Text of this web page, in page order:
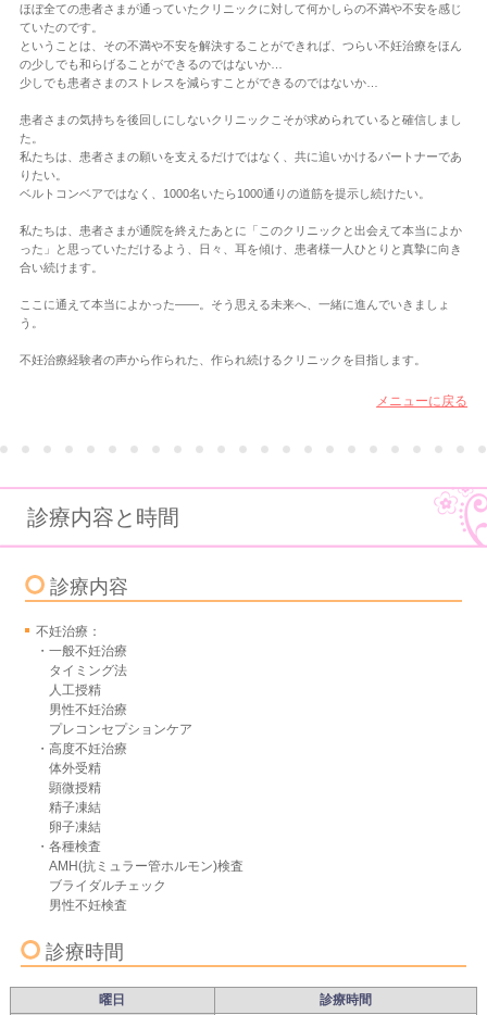
ほぼ全ての患者さまが通っていたクリニックに対して何かしらの不満や不安を感じ
ていたのです。
ということは、その不満や不安を解決することができれば、つらい不妊治療をほん
の少しでも和らげることができるのではないか…
少しでも患者さまのストレスを減らすことができるのではないか…
患者さまの気持ちを後回しにしないクリニックこそが求められていると確信しまし
た。
私たちは、患者さまの願いを支えるだけではなく、共に追いかけるパートナーであ
りたい。
ベルトコンベアではなく、1000名いたら1000通りの道筋を提示し続けたい。
私たちは、患者さまが通院を終えたあとに「このクリニックと出会えて本当によか
った」と思っていただけるよう、日々、耳を傾け、患者様一人ひとりと真摯に向き
合い続けます。
ここに通えて本当によかった――。そう思える未来へ、一緒に進んでいきましょ
う。
不妊治療経験者の声から作られた、作られ続けるクリニックを目指します。
メニューに戻る
診療内容と時間
診療内容
不妊治療：
・一般不妊治療
タイミング法
人工授精
男性不妊治療
プレコンセプションケア
・高度不妊治療
体外受精
顕微授精
精子凍結
卵子凍結
・各種検査
AMH(抗ミュラー管ホルモン)検査
ブライダルチェック
男性不妊検査
診療時間
曜日 診療時間